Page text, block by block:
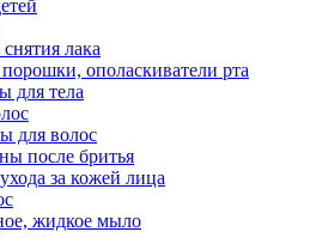
лака
порошки, ополаскиватели рта
для тела
для волос
после бритья
за кожей лица
жидкое мыло